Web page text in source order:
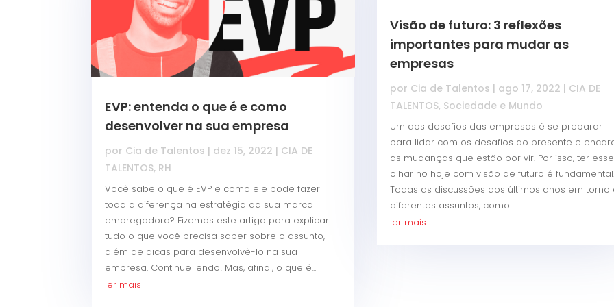
EVP: entenda o que é e como
desenvolver na sua empresa
por Cia de Talentos | dez 15, 2022 | CIA DE
TALENTOS, RH
Você sabe o que é EVP e como ele pode fazer
toda a diferença na estratégia da sua marca
empregadora? Fizemos este artigo para explicar
tudo o que você precisa saber sobre o assunto,
além de dicas para desenvolvê-lo na sua
empresa. Continue lendo! Mas, afinal, o que é...
ler mais
Visão de futuro: 3 reflexões
importantes para mudar as
empresas
por Cia de Talentos | ago 17, 2022 | CIA DE
TALENTOS, Sociedade e Mundo
Um dos desafios das empresas é se preparar
para lidar com os desafios do presente e
as mudanças que estão por vir. Por isso, ter esse
olhar no hoje com visão de futuro é fundamental.
Todas as discussões dos últimos anos em torno
diferentes assuntos, como...
ler mais